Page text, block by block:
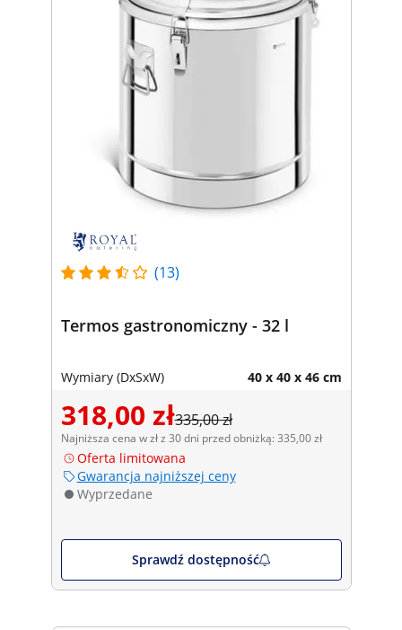
(13)
Termos gastronomiczny - 32 l
Wymiary (DxSxW) 40 x 40 x 46 cm
318,00 zł335,00 zł
Najniższa cena w zł z 30 dni przed obniżką: 335,00 zł
Oferta limitowana
Gwarancja najniższej ceny
Wyprzedane
Sprawdź dostępność